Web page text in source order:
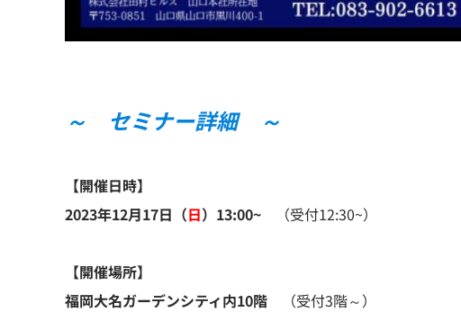
～ セミナー詳細 ～
【開催日時】
2023年12月17日（日）13:00~ （受付12:30~）
【開催場所】
福岡大名ガーデンシティ内10階 （受付3階～）